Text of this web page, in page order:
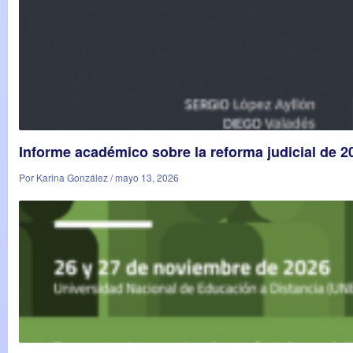
Informe académico sobre la reforma judicial de
Por Karina González / mayo 13, 2026